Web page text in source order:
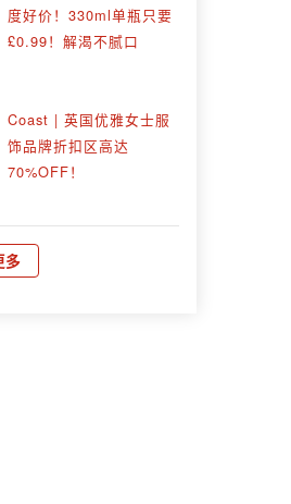
度好价！330ml单瓶只要
£0.99！解渴不腻口
Coast | 英国优雅女士服
饰品牌折扣区高达
70%OFF！
多